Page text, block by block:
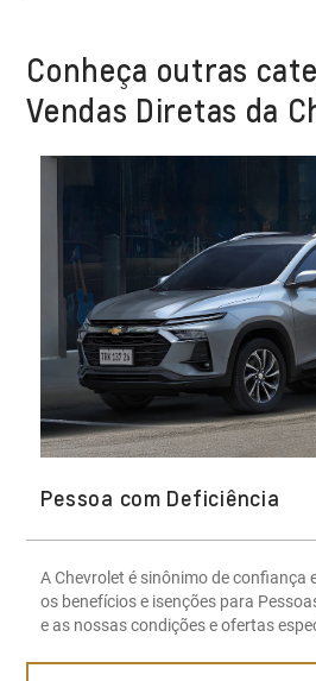
Conheça outras
Vendas Diretas da
Pessoa com Deficiência
A Chevrolet é sinônimo de confiança
os benefícios e isenções para
e as nossas condições e ofertas